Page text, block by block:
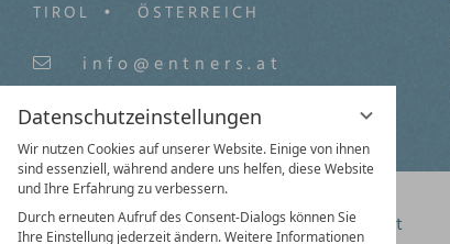
Datenschutzeinstellungen
Wir nutzen Cookies auf unserer Website. Einige von ihnen
sind essenziell, während andere uns helfen, diese Website
und Ihre Erfahrung zu verbessern.
Durch erneuten Aufruf des Consent-Dialogs können Sie
Ihre Einstellung jederzeit ändern. Weitere Informationen
TIROL
ÖSTERREICH
info@entners.at
Facebook Instagram Youtbube Pinterest